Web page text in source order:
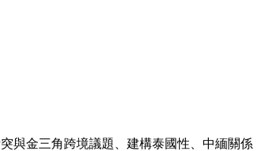
與金三角跨境議題、建構泰國性、中緬關係